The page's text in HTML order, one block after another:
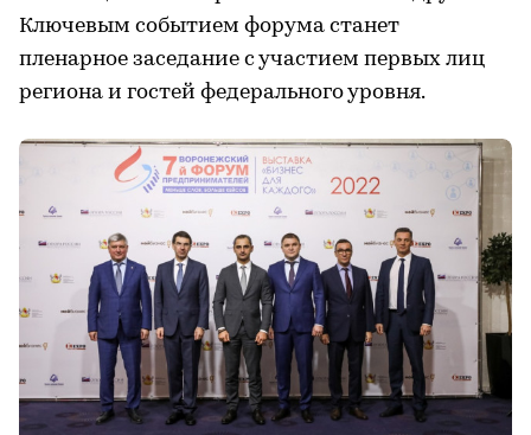
Ключевым событием форума станет
пленарное заседание с участием первых лиц
региона и гостей федерального уровня.